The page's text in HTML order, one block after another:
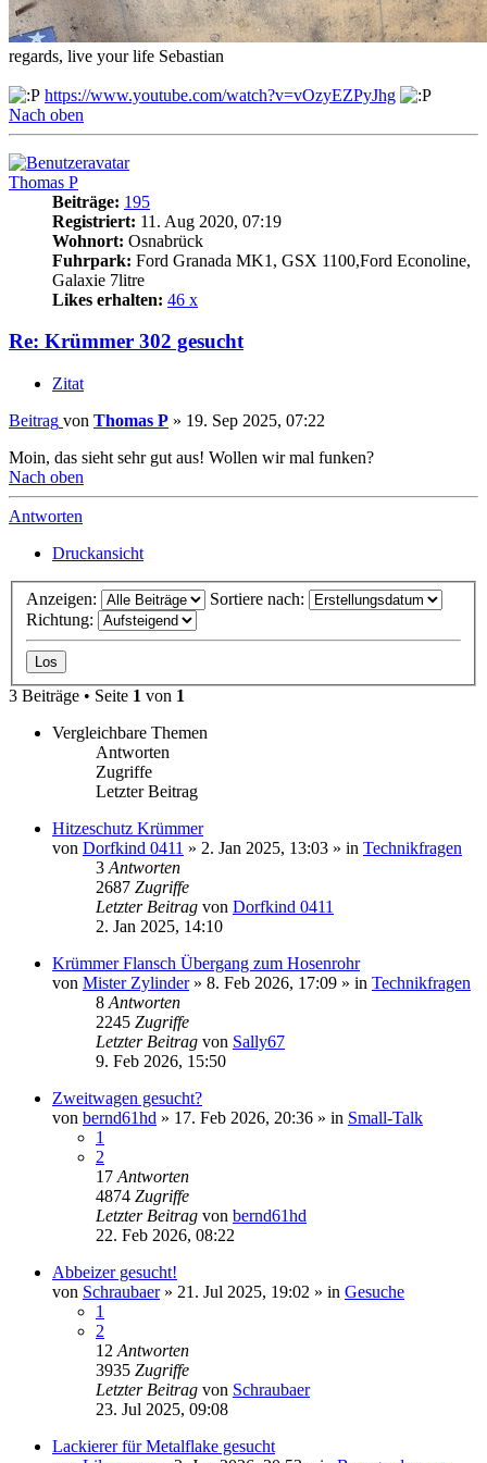
regards, live your life Sebastian
https://www.youtube.com/watch?v=vOzyEZPyJhg
Nach oben
Thomas P
Beiträge: 195
Registriert: 11. Aug 2020, 07:19
Wohnort: Osnabrück
Fuhrpark: Ford Granada MK1, GSX 1100,Ford Econoline,
Galaxie 7litre
Likes erhalten: 46 x
Re: Krümmer 302 gesucht
Zitat
Beitrag von Thomas P » 19. Sep 2025, 07:22
Moin, das sieht sehr gut aus! Wollen wir mal funken?
Nach oben
Antworten
Druckansicht
Anzeigen:
Sortiere nach:
Richtung:
3 Beiträge • Seite 1 von 1
Vergleichbare Themen
Antworten
Zugriffe
Letzter Beitrag
Hitzeschutz Krümmer
von Dorfkind 0411 » 2. Jan 2025, 13:03 » in Technikfragen
3 Antworten
2687 Zugriffe
Letzter Beitrag von Dorfkind 0411
2. Jan 2025, 14:10
Krümmer Flansch Übergang zum Hosenrohr
von Mister Zylinder» 8. Feb 2026, 17:09 » in Technikfragen
8 Antworten
2245 Zugriffe
Letzter Beitrag von Sally67
9. Feb 2026, 15:50
Zweitwagen gesucht?
von bernd61hd » 17. Feb 2026, 20:36 » in Small-Talk
1
2
17 Antworten
4874 Zugriffe
Letzter Beitrag von bernd61hd
22. Feb 2026, 08:22
Abbeizer gesucht!
von Schraubaer» 21. Jul 2025, 19:02 » in Gesuche
1
2
12 Antworten
3935 Zugriffe
Letzter Beitrag von Schraubaer
23. Jul 2025, 09:08
Lackierer für Metalflake gesucht